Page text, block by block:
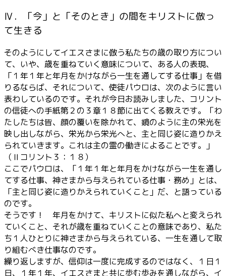
Ⅳ．「今」と「そのとき」の間をキリストに倣っ
て生きる
そのようにしてイエスさまに倣う私たちの歳の取り方につい
て、いや、歳を重ねていく意味について、ある人の表現、
「１年１年と年月をかけながら一生を通してする仕事」を借
りるならば、それについて、使徒パウロは、次のように言い
表わしているのです。それが今日お読みしました、コリント
の信徒への手紙第２の３章１８節に出てくる教えです。「わ
たしたちは皆、顔の覆いを除かれて、鏡のように主の栄光を
映し出しながら、栄光から栄光へと、主と同じ姿に造りかえ
られていきます。これは主の霊の働きによることです。」
（Ⅱコリント３：１８）
ここでパウロは、「１年１年と年月をかけながら一生を通し
てする仕事、神さまから与えられている仕事・務め」とは、
「主と同じ姿に造りかえられていくこと」だ、と語っている
のです。
そうです！ 年月をかけて、キリストに似た私へと変えられ
ていくこと、それが歳を重ねていくことの意味であり、私た
ち１人ひとりに神さまから与えられている、一生を通して取
り組むべき仕事なのです。
繰り返しますが、信仰は一度に完成するのではなく、１日１
日、１年１年、イエスさまと共に歩む歩みを通しながら、イ